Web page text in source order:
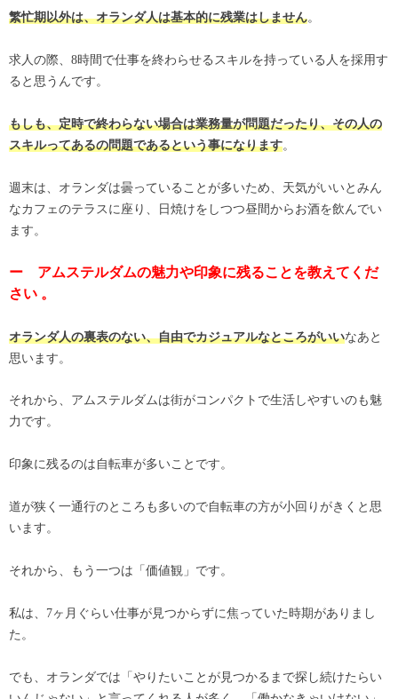
繁忙期以外は、オランダ人は基本的に残業はしません。
求人の際、8時間で仕事を終わらせるスキルを持っている人を採用す
ると思うんです。
もしも、定時で終わらない場合は業務量が問題だったり、その人の
スキルってあるの問題であるという事になります。
週末は、オランダは曇っていることが多いため、天気がいいとみん
なカフェのテラスに座り、日焼けをしつつ昼間からお酒を飲んでい
ます。
ー アムステルダムの魅力や印象に残ることを教えてくだ
さい 。
オランダ人の裏表のない、自由でカジュアルなところがいいなあと
思います。
それから、アムステルダムは街がコンパクトで生活しやすいのも魅
力です。
印象に残るのは自転車が多いことです。
道が狭く一通行のところも多いので自転車の方が小回りがきくと思
います。
それから、もう一つは「価値観」です。
私は、7ヶ月ぐらい仕事が見つからずに焦っていた時期がありまし
た。
でも、オランダでは「やりたいことが見つかるまで探し続けたらい